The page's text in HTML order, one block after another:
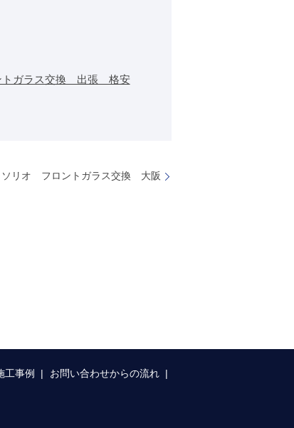
ガラス交換 出張 格安
リオ フロントガラス交換 大阪
事例
お問い合わせからの流れ